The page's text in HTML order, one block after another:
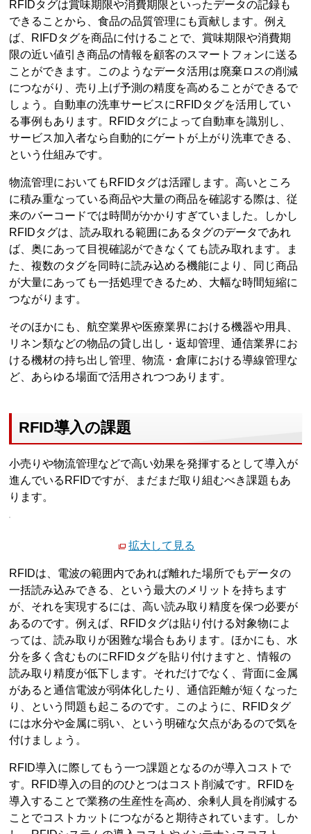
RFIDタグは賞味期限や消費期限といったデータの記録も
できることから、食品の品質管理にも貢献します。例え
ば、RIFDタグを商品に付けることで、賞味期限や消費期
限の近い値引き商品の情報を顧客のスマートフォンに送る
ことができます。このようなデータ活用は廃棄ロスの削減
につながり、売り上げ予測の精度を高めることができるで
しょう。自動車の洗車サービスにRFIDタグを活用してい
る事例もあります。RFIDタグによって自動車を識別し、
サービス加入者なら自動的にゲートが上がり洗車できる、
という仕組みです。
物流管理においてもRFIDタグは活躍します。高いところ
に積み重なっている商品や大量の商品を確認する際は、従
来のバーコードでは時間がかかりすぎていました。しかし
RFIDタグは、読み取れる範囲にあるタグのデータであれ
ば、奥にあって目視確認ができなくても読み取れます。ま
た、複数のタグを同時に読み込める機能により、同じ商品
が大量にあっても一括処理できるため、大幅な時間短縮に
つながります。
そのほかにも、航空業界や医療業界における機器や用具、
リネン類などの物品の貸し出し・返却管理、通信業界にお
ける機材の持ち出し管理、物流・倉庫における導線管理な
ど、あらゆる場面で活用されつつあります。
RFID導入の課題
小売りや物流管理などで高い効果を発揮するとして導入が
進んでいるRFIDですが、まだまだ取り組むべき課題もあ
ります。
拡大して見る
RFIDは、電波の範囲内であれば離れた場所でもデータの
一括読み込みできる、という最大のメリットを持ちます
が、それを実現するには、高い読み取り精度を保つ必要が
あるのです。例えば、RFIDタグは貼り付ける対象物によ
っては、読み取りが困難な場合もあります。ほかにも、水
分を多く含むものにRFIDタグを貼り付けますと、情報の
読み取り精度が低下します。それだけでなく、背面に金属
があると通信電波が弱体化したり、通信距離が短くなった
り、という問題も起こるのです。このように、RFIDタグ
には水分や金属に弱い、という明確な欠点があるので気を
付けましょう。
RFID導入に際してもう一つ課題となるのが導入コストで
す。RFID導入の目的のひとつはコスト削減です。RFIDを
導入することで業務の生産性を高め、余剰人員を削減する
ことでコストカットにつながると期待されています。しか